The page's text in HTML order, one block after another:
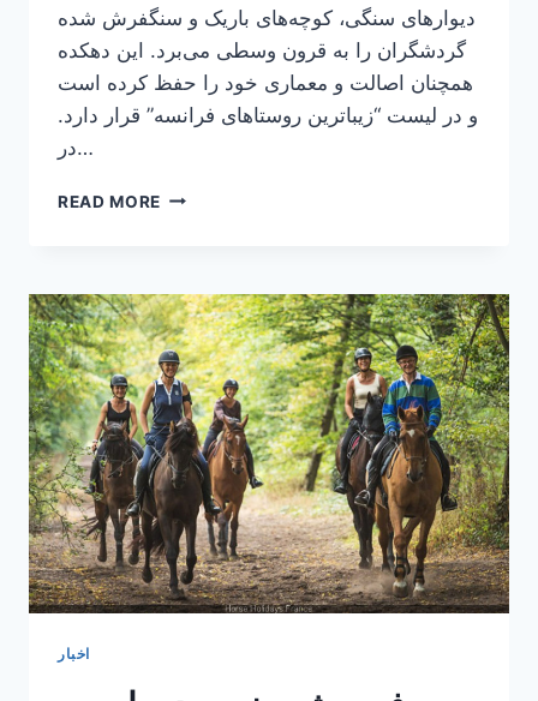
دیوارهای سنگی، کوچه‌های باریک و سنگفرش شده
گردشگران را به قرون وسطی می‌برد. این دهکده
همچنان اصالت و معماری خود را حفظ کرده است
و در لیست “زیباترین روستاهای فرانسه” قرار دارد.
در…
READ MORE دهکده‌های
روستای
پروژ
اخبار